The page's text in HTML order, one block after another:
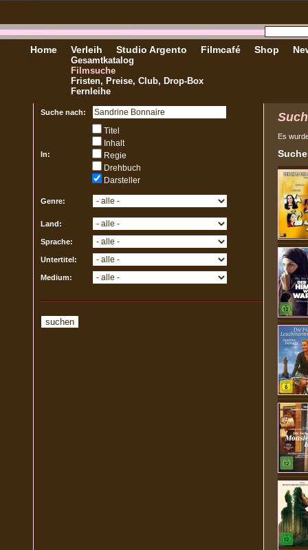
Home Verleih
Gesamtkatalog
Filmsuche
Fristen, Preise, Club, Drop-Box
Fernleihe
Studio Argento Filmcafé Shop
Suche nach:
In:
Titel
Inhalt
Regie
Drehbuch
Darsteller
Genre:
Land:
Sprache:
Untertitel:
Medium:
Es